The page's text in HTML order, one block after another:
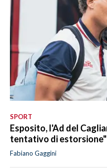
SPORT
Esposito, l'Ad del
tentativo di estorsione"
Fabiano Gaggini